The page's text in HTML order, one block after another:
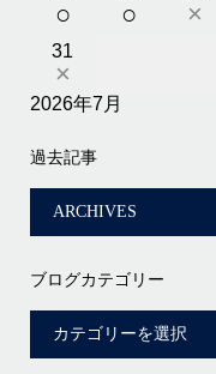
○ ○ ×
31
×
2026年7月
過去記事
ブログカテゴリー